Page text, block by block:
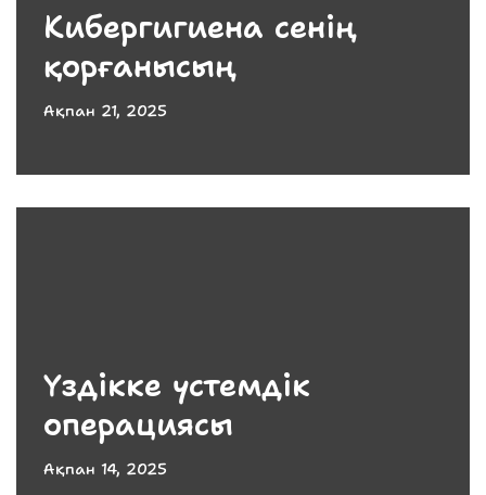
Кибергигиена сенің
қорғанысың
Ақпан 21, 2025
Үздікке үстемдік
операциясы
Ақпан 14, 2025